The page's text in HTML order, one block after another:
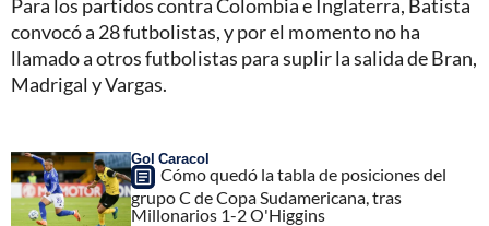
Para los partidos contra Colombia e Inglaterra, Batista
convocó a 28 futbolistas, y por el momento no ha
llamado a otros futbolistas para suplir la salida de Bran,
Madrigal y Vargas.
Gol Caracol
Cómo quedó la tabla de posiciones del
grupo C de Copa Sudamericana, tras
Millonarios 1-2 O'Higgins